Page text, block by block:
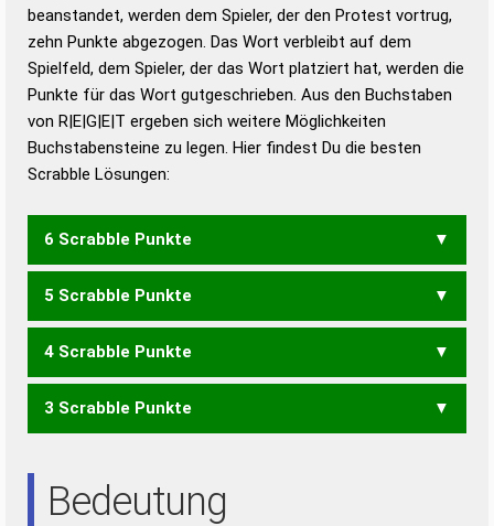
Duden – Standardwerk in 12 Bänden
Duden – Richtiges und gutes
Deutsch
Duden – Die deutsche Grammatik
Duden – Deutsches
beanstandet, werden dem Spieler, der den Protest vortrug,
zehn Punkte abgezogen. Das Wort verbleibt auf dem
Spielfeld, dem Spieler, der das Wort platziert hat, werden die
Punkte für das Wort gutgeschrieben. Aus den Buchstaben
von R|E|G|E|T ergeben sich weitere Möglichkeiten
Buchstabensteine zu legen. Hier findest Du die besten
Scrabble Lösungen:
6 Scrabble Punkte
GERTE REGTE
5 Scrabble Punkte
GERE GERT REGT
4 Scrabble Punkte
ERG GER REET TEER
3 Scrabble Punkte
Bedeutung